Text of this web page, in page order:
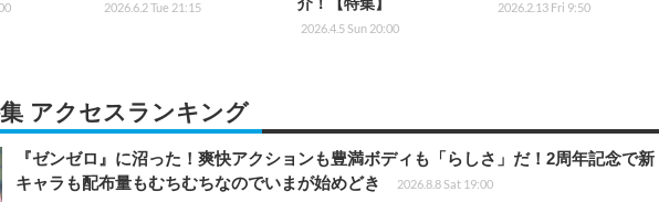
2026.6.2 Tue 21:15
2026.4.5 Sun 20:00
2026.2.13 Fri 9:50
アクセスランキング
『ゼンゼロ』に沼った！爽快アクションも豊満ボディも「らしさ」だ！2周年記念で新
キャラも配布量もむちむちなのでいまが始めどき
2026.8.8 Sat 19:00